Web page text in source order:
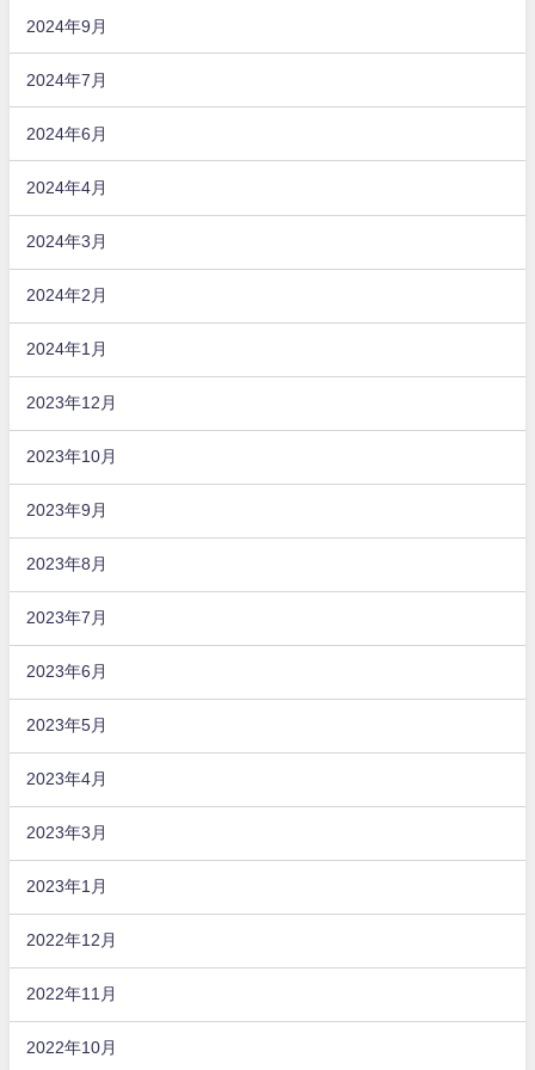
2024年9月
2024年7月
2024年6月
2024年4月
2024年3月
2024年2月
2024年1月
2023年12月
2023年10月
2023年9月
2023年8月
2023年7月
2023年6月
2023年5月
2023年4月
2023年3月
2023年1月
2022年12月
2022年11月
2022年10月